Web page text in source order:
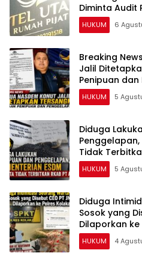
Diminta Audit
Utami
HUKUM 6
Breaking
Jalil
Penipuan
HUKUM 5
Diduga
Penggelapan,
Tidak
HUKUM 5
Diduga
Sosok yang
Dilaporkan
HUKUM 4